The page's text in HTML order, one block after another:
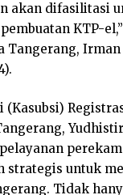
akan difasilitasi
KTP-
Tangerang, Irman
(Kasubsi)
strategis untuk
Tidak